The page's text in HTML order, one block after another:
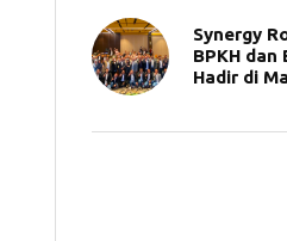
Synergy
BPKH
Hadir di